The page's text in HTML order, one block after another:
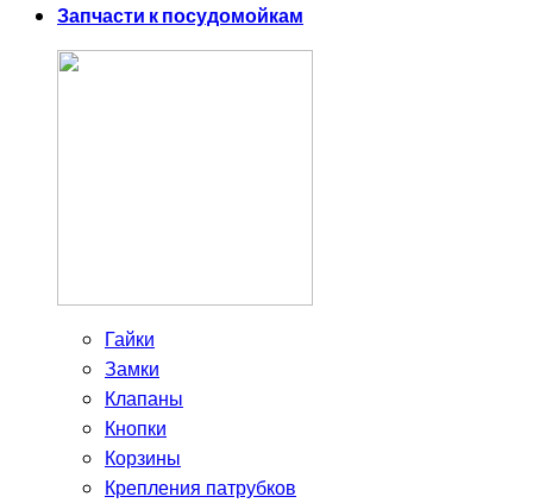
Запчасти к посудомойкам
Гайки
Замки
Клапаны
Кнопки
Корзины
Крепления патрубков